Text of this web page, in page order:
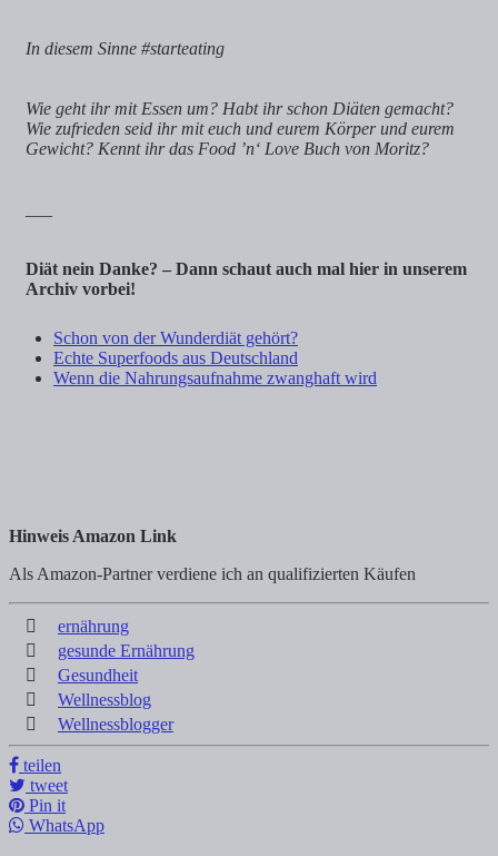
In diesem Sinne #starteating
Wie geht ihr mit Essen um? Habt ihr schon Diäten gemacht?
Wie zufrieden seid ihr mit euch und eurem Körper und eurem
Gewicht? Kennt ihr das Food ’n‘ Love Buch von Moritz?
Diät nein Danke? – Dann schaut auch mal hier in unserem
Archiv vorbei!
Schon von der Wunderdiät gehört?
Echte Superfoods aus Deutschland
Wenn die Nahrungsaufnahme zwanghaft wird
Hinweis Amazon Link
Als Amazon-Partner verdiene ich an qualifizierten Käufen
ernährung
gesunde Ernährung
Gesundheit
Wellnessblog
Wellnessblogger
teilen
tweet
Pin it
WhatsApp